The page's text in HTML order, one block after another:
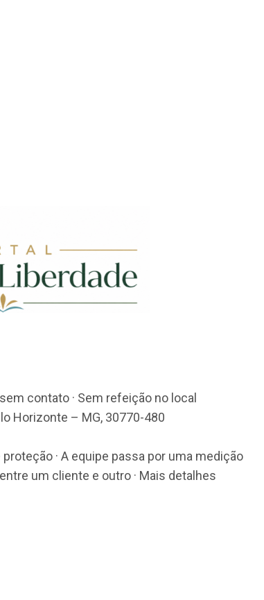
contato · Sem refeição no local
Horizonte – MG, 30770-480
· A equipe passa por uma medição
um cliente e outro · Mais detalhes